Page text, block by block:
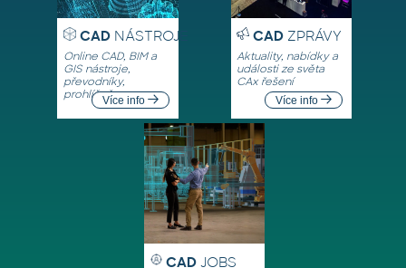
CADNÁSTROJE
Online CAD, BIM a
GIS nástroje,
převodníky,
prohlížečeVíce info
CADZPRÁVY
Aktuality, nabídky a
události ze světa
CAx řešení
Více info
CAD JOBS